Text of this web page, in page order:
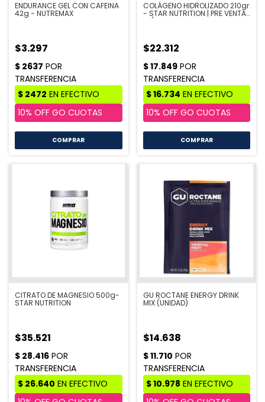
ENDURANCE GEL CON CAFEINA
42g - NUTREMAX
$3.297
COMPRAR
COLÁGENO HIDROLIZADO 210gr
- STAR NUTRITION | PRE VENTA
10/8
$22.312
COMPRAR
CITRATO DE MAGNESIO 500g-
STAR NUTRITION
$35.521
GU ROCTANE ENERGY DRINK
MIX (UNIDAD)
$14.638